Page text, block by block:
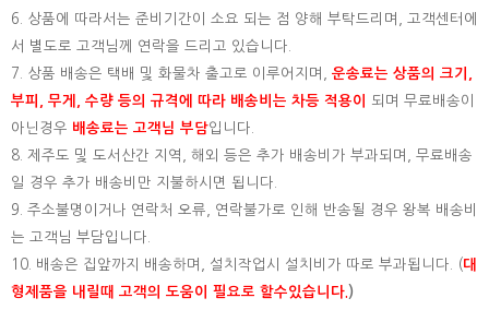
6. 상품에 따라서는 준비기간이 소요 되는 점 양해 부탁드리며, 고객센터에
서 별도로 고객님께 연락을 드리고 있습니다.
7. 상품 배송은 택배 및 화물차 출고로 이루어지며, 운송료는 상품의 크기,
부피, 무게, 수량 등의 규격에 따라 배송비는 차등 적용이
되며 무료배송이
아닌경우 배송료는 고객님 부담입니다.
8. 제주도 및 도서산간 지역, 해외 등은 추가 배송비가 부과되며, 무료배송
일 경우 추가 배송비만 지불하시면 됩니다.
9. 주소불명이거나 연락처 오류, 연락불가로 인해 반송될 경우 왕복 배송비
는 고객님 부담입니다.
10. 배송은 집앞까지 배송하며, 설치작업시 설치비가 따로 부과됩니다. (대
형제품을 내릴때 고객의 도움이 필요로 할수있습니다. )